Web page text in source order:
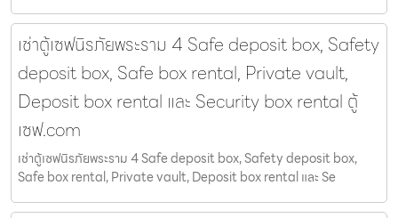
เช่าตู้เซฟนิรภัยพระราม 4 Safe deposit box, Safety
deposit box, Safe box rental, Private vault,
Deposit box rental และ Security box rental ตู้
เซฟ.com
เช่าตู้เซฟนิรภัยพระราม 4 Safe deposit box, Safety deposit box,
Safe box rental, Private vault, Deposit box rental และ Se